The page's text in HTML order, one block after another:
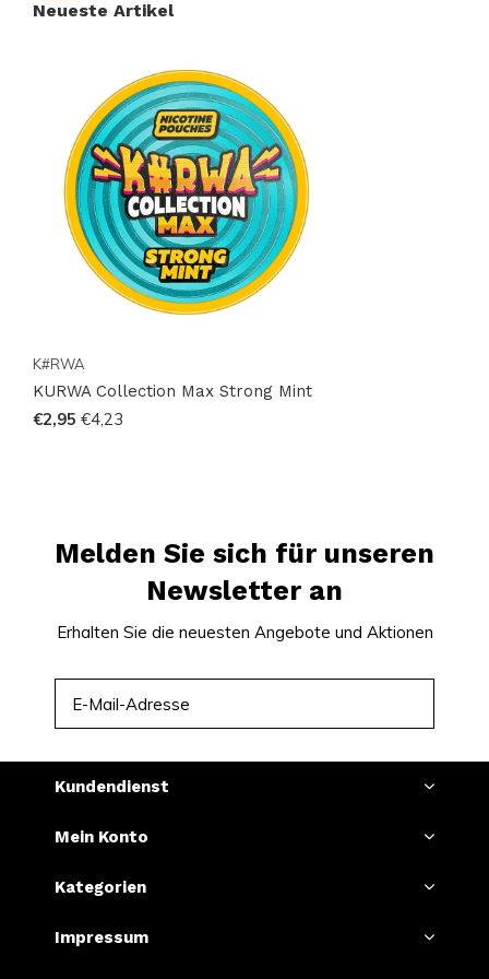
Neueste Artikel
K#RWA
KURWA Collection Max Strong Mint
€2,95 €4,23
Melden Sie sich für unseren
Newsletter an
Erhalten Sie die neuesten Angebote und Aktionen
Kundendienst
Mein Konto
Kategorien
Impressum